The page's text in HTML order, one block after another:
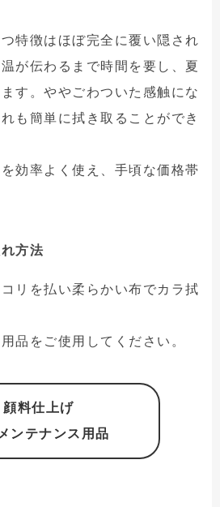
特徴はほぼ完全に覆い隠され
が伝わるまで時間を要し、夏
す。ややごわついた感触にな
も簡単に拭き取ることができ
効率よく使え、手頃な価格帯
方法
リを払い柔らかい布でカラ拭
品をご使用してください。
顔料仕上げ
ンテナンス用品